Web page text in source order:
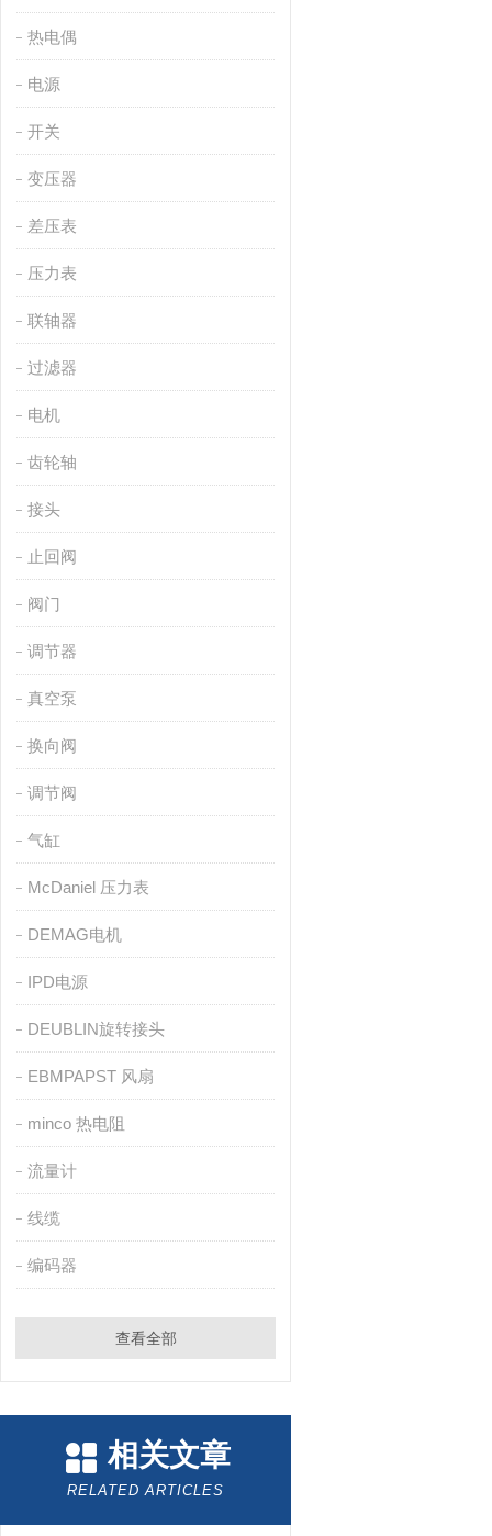
热电偶
电源
开关
变压器
差压表
压力表
联轴器
过滤器
电机
齿轮轴
接头
止回阀
阀门
调节器
真空泵
换向阀
调节阀
气缸
McDaniel 压力表
DEMAG电机
IPD电源
DEUBLIN旋转接头
EBMPAPST 风扇
minco 热电阻
流量计
线缆
编码器
查看全部
相关文章
RELATED ARTICLES